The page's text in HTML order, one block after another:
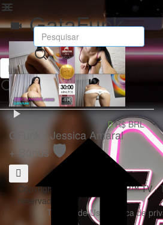
R$ BRL
GataFunk
GFunk - Jessica Amaral
+ Bônus 🛡️
Copyright | 2025 © GATAPOP™ TV -
reservados
Termos de Uso
Politica de